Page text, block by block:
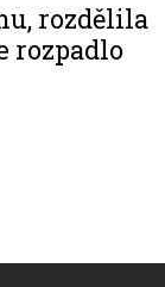
rozdělila
rozpadlo